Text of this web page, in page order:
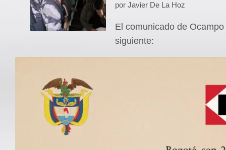
por Javier De La Hoz
El comunicado de
siguiente: